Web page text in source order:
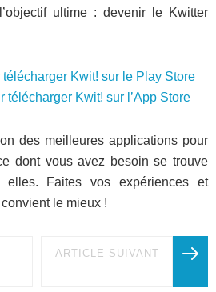
ultime : devenir le Kwitter
Kwit! sur le Play Store
télécharger Kwit! sur l’App Store
des meilleures applications pour
dont vous avez besoin se trouve
elles. Faites vos expériences et
le mieux !
ARTICLE SUIVANT